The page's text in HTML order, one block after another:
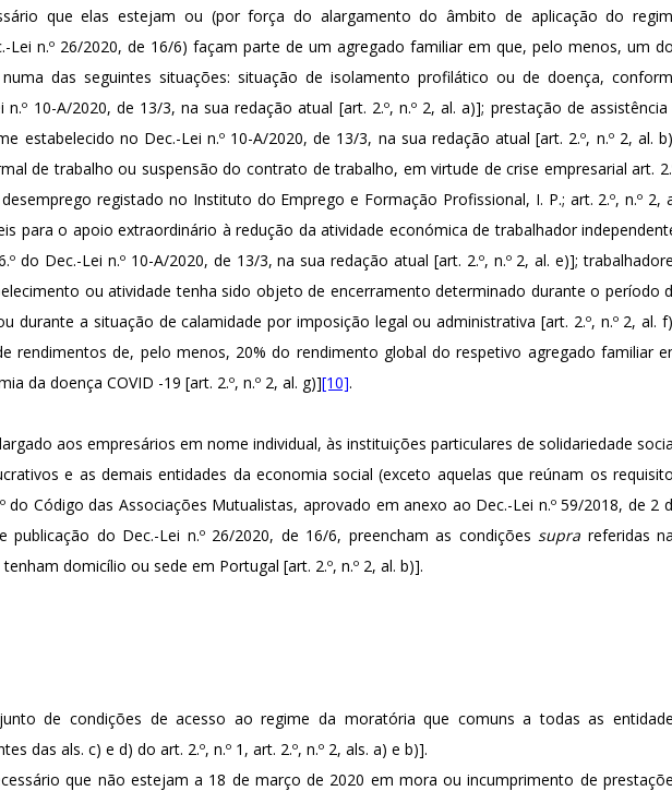
que elas estejam ou (por força do alargamento do âmbito de aplicação do
Lei n.º 26/2020, de 16/6) façam parte de um agregado familiar em que, pelo menos, um
das seguintes situações: situação de isolamento profilático ou de doença,
10-A/2020, de 13/3, na sua redação atual [art. 2.º, n.º 2, al. a)]; prestação de assistência
estabelecido no Dec.-Lei n.º 10-A/2020, de 13/3, na sua redação atual [art. 2.º, n.º 2, al.
de trabalho ou suspensão do contrato de trabalho, em virtude de crise empresarial art.
registado no Instituto do Emprego e Formação Profissional, I. P.; art. 2.º, n.º 2,
para o apoio extraordinário à redução da atividade económica de trabalhador
do Dec.-Lei n.º 10-A/2020, de 13/3, na sua redação atual [art. 2.º, n.º 2, al. e)];
ou atividade tenha sido objeto de encerramento determinado durante o período
durante a situação de calamidade por imposição legal ou administrativa [art. 2.º, n.º 2, al.
rendimentos de, pelo menos, 20% do rendimento global do respetivo agregado familiar
da doença COVID -19 [art. 2.º, n.º 2, al. g)][10].
aos empresários em nome individual, às instituições particulares de solidariedade
e as demais entidades da economia social (exceto aquelas que reúnam os
do Código das Associações Mutualistas, aprovado em anexo ao Dec.-Lei n.º 59/2018, de 2
publicação do Dec.-Lei n.º 26/2020, de 16/6, preencham as condiçõessupra referidas
tenham domicílio ou sede em Portugal [art. 2.º, n.º 2, al. b)].
de condições de acesso ao regime da moratória que comuns a todas as
das als. c) e d) do art. 2.º, n.º 1, art. 2.º, n.º 2, als. a) e b)].
que não estejam a 18 de março de 2020 em mora ou incumprimento de